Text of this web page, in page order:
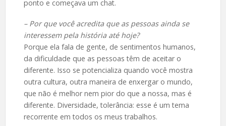
ponto e começava um chat.
– Por que você acredita que as pessoas ainda se
interessem pela história até hoje?
Porque ela fala de gente, de sentimentos humanos,
da dificuldade que as pessoas têm de aceitar o
diferente. Isso se potencializa quando você mostra
outra cultura, outra maneira de enxergar o mundo,
que não é melhor nem pior do que a nossa, mas é
diferente. Diversidade, tolerância: esse é um tema
recorrente em todos os meus trabalhos.